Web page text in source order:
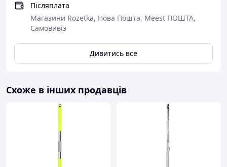
Мікрофіброва насадка підходить для будь-яких підлог,
легко знімається та прекрасно вбирає вологу, не
залишаючи плям і розводів. Після прибирання підлога
залишається чистою та злегка вологою, швидко
мінімальними зусиллями.
Післяплата
Магазини Rozetka, Нова Пошта, Meest ПОШТА,
Самовивіз
Дивитись все
Схоже в інших продавців